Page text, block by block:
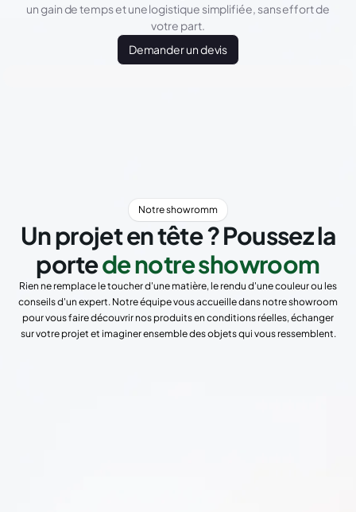
un gain de temps et une logistique simplifiée, sans effort de
votre part.
Demander un devis
Notre showromm
Un projet en tête ? Poussez la
portede notre showroom
Rien ne remplace le toucher d'une matière, le rendu d'une couleur ou les
conseils d'un expert. Notre équipe vous accueille dans notre showroom
pour vous faire découvrir nos produits en conditions réelles, échanger
sur votre projet et imaginer ensemble des objets qui vous ressemblent.